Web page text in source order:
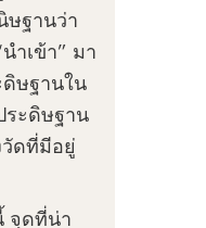
ษฐานว่า
ำเข้า” มา
ดิษฐานใน
ระดิษฐาน
ดที่มีอยู่
ที่น่า